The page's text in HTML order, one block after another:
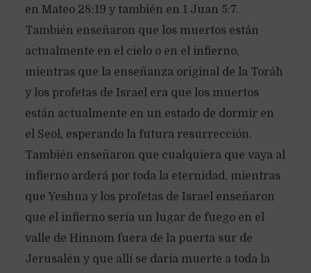
en Mateo 28:19 y también en 1 Juan 5:7.
También enseñaron que los muertos están
actualmente en el cielo o en el infierno,
mientras que la enseñanza original de la Toráh
y los profetas de Israel era que los muertos
están actualmente en un estado de dormir en
el Seol, esperando la futura resurrección.
También enseñaron que cualquiera que vaya al
infierno arderá por toda la eternidad, mientras
que Yeshua y los profetas de Israel enseñaron
que el infierno sería un lugar de fuego en el
valle de Hinnom fuera de la puerta sur de
Jerusalén y que allí se daría muerte a toda la